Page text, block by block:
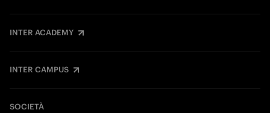
INTER ACADEMY
INTER CAMPUS
SOCIETÀ